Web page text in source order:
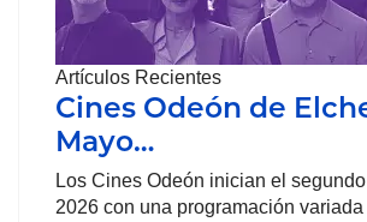
Artículos Recientes
Cines Odeón de
Mayo…
Los Cines Odeón inician el
2026 con una programación variada